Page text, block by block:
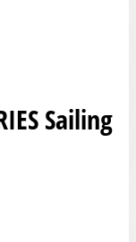
Sailing